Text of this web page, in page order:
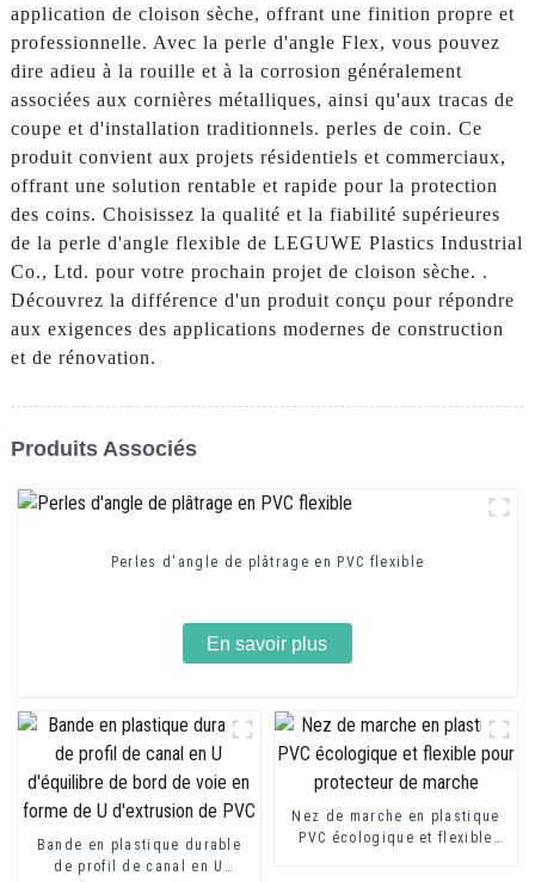
application de cloison sèche, offrant une finition propre et
professionnelle. Avec la perle d'angle Flex, vous pouvez
dire adieu à la rouille et à la corrosion généralement
associées aux cornières métalliques, ainsi qu'aux tracas de
coupe et d'installation traditionnels. perles de coin. Ce
produit convient aux projets résidentiels et commerciaux,
offrant une solution rentable et rapide pour la protection
des coins. Choisissez la qualité et la fiabilité supérieures
de la perle d'angle flexible de LEGUWE Plastics Industrial
Co., Ltd. pour votre prochain projet de cloison sèche. .
Découvrez la différence d'un produit conçu pour répondre
aux exigences des applications modernes de construction
et de rénovation.
Produits Associés
Perles d'angle de plâtrage en PVC flexible
En savoir plus
Bande en plastique durable
de profil de canal en U
Nez de marche en plastique
PVC écologique et flexible